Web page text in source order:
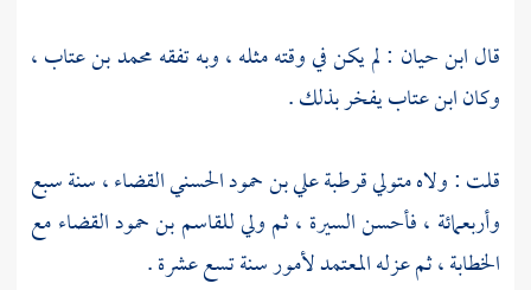
قالابن حيان : لم يكن في وقته مثله ، وبه تفقهمحمد بن عتاب،
وكانابن عتابيفخر بذلك .
قلت : ولاه متوليقرطبةعلي بن حمود الحسنيالقضاء ، سنة سبع
وأربعمائة ، فأحسن السيرة ، ثم وليللقاسم بن حمودالقضاء مع
الخطابة ، ثم عزلهالمعتمدلأمور سنة تسع عشرة .